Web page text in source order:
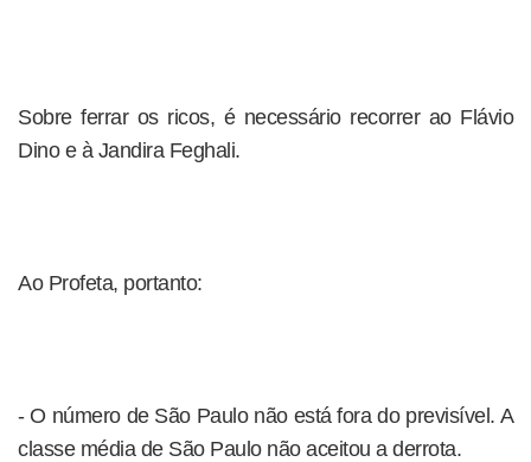
Sobre ferrar os ricos, é necessário recorrer ao Flávio
Dino e à Jandira Feghali.
Ao Profeta, portanto:
- O número de São Paulo não está fora do previsível. A
classe média de São Paulo não aceitou a derrota.